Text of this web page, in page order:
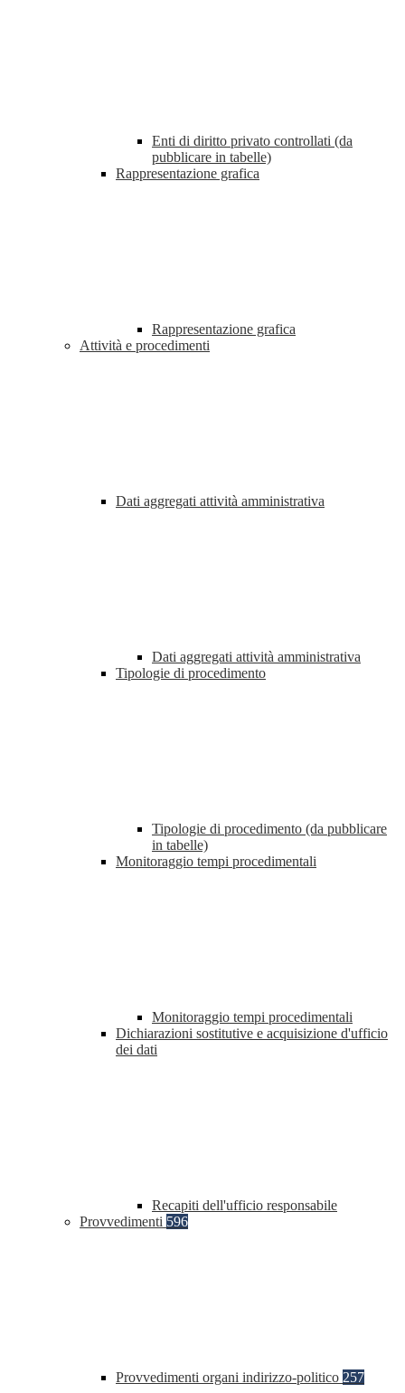
Enti di diritto privato controllati (da
pubblicare in tabelle)
Rappresentazione grafica
Rappresentazione grafica
Attività e procedimenti
Dati aggregati attività amministrativa
Dati aggregati attività amministrativa
Tipologie di procedimento
Tipologie di procedimento (da pubblicare
in tabelle)
Monitoraggio tempi procedimentali
Monitoraggio tempi procedimentali
Dichiarazioni sostitutive e acquisizione d'ufficio
dei dati
Recapiti dell'ufficio responsabile
Provvedimenti 596
Provvedimenti organi indirizzo-politico 257